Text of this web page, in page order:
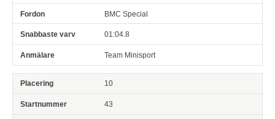
BMC Special
01:04.8
Team Minisport
10
43